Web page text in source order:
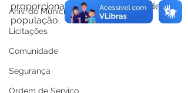
Aniv. do Município
Licitações
Comunidade
Segurança
Ordem de Serviço
proporcionar mais mobilidade à
população.